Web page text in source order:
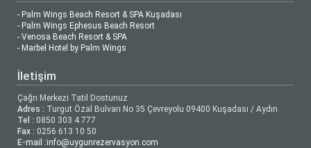
- Palm Wings Beach Resort & SPA Kuşadası
- Palm Wings Ephesus Beach Resort
- Venosa Beach Resort & SPA
- Marbel Hotel by Palm Wings
İletişim
Çağrı Merkezi Tatil Dostunuz
Adres : Turgut Özal Bulvarı No 35 Çevreyolu 09400 Kuşadası / Aydın
Tel : 0850 303 4 777
Fax : 0256 613 10 50
E-mail :info@uygunrezervasyon.com